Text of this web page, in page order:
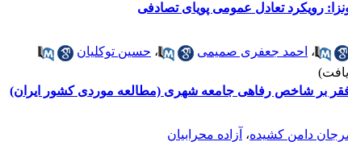
رویکرد تعادل عمومی پویای تصادفی
، احمد جعفری صمیمی ، حسین توکلیان
بر شاخص رفاهی جامعه شهری (مطالعه موردی کشور ایران)
دامن کشیده، آزاده محرابیان